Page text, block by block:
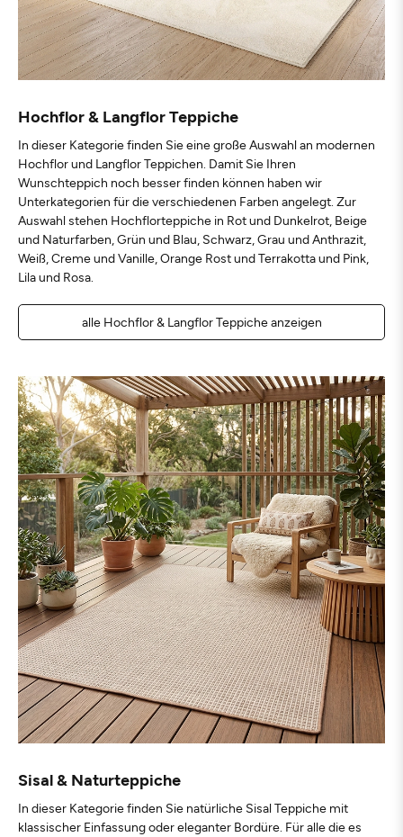
Hochflor & Langflor Teppiche
In dieser Kategorie finden Sie eine große Auswahl an modernen
Hochflor und Langflor Teppichen. Damit Sie Ihren
Wunschteppich noch besser finden können haben wir
Unterkategorien für die verschiedenen Farben angelegt. Zur
Auswahl stehen Hochflorteppiche in Rot und Dunkelrot, Beige
und Naturfarben, Grün und Blau, Schwarz, Grau und Anthrazit,
Weiß, Creme und Vanille, Orange Rost und Terrakotta und Pink,
Lila und Rosa.
alle Hochflor & Langflor Teppiche anzeigen
Sisal & Naturteppiche
In dieser Kategorie finden Sie natürliche Sisal Teppiche mit
klassischer Einfassung oder eleganter Bordüre. Für alle die es